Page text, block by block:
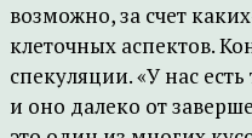
возможно, за счет
клеточных аспектов.
спекуляции. «У нас
и оно далеко от